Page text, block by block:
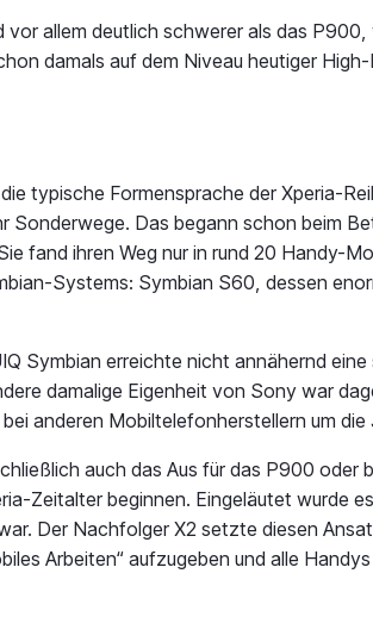
allem deutlich schwerer als das
damals auf dem Niveau heutiger
typische Formensprache der Xperia-
Das begann schon beim
fand ihren Weg nur in rund 20 Handy-
Systems: Symbian S60, dessen
Symbian erreichte nicht annähernd
damalige Eigenheit von Sony war
anderen Mobiltelefonherstellern um
auch das Aus für das P900
Zeitalter beginnen. Eingeläutet wurde
Der Nachfolger X2 setzte diesen
Arbeiten“ aufzugeben und alle